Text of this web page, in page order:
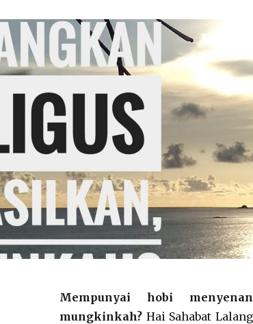
Mempunyai hobi
mungkinkah? Hai Sahabat